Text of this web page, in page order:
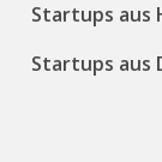
Startups aus
Startups aus